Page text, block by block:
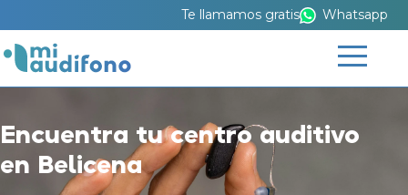
Te llamamos gratis Whatsapp
Encuentra tu centro auditivo
en Belicena